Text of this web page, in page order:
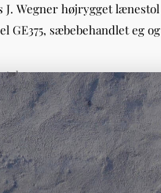
J. Wegner højrygget lænestol
GE375, sæbebehandlet eg og
20.000,00